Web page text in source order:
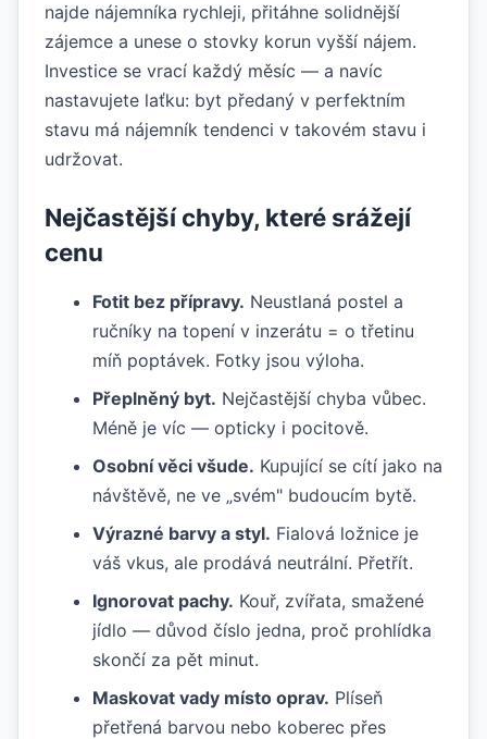
najde nájemníka rychleji, přitáhne solidnější
zájemce a unese o stovky korun vyšší nájem.
Investice se vrací každý měsíc — a navíc
nastavujete laťku: byt předaný v perfektním
stavu má nájemník tendenci v takovém stavu i
udržovat.
Nejčastější chyby, které srážejí
cenu
Fotit bez přípravy. Neustlaná postel a
ručníky na topení v inzerátu = o třetinu
míň poptávek. Fotky jsou výloha.
Přeplněný byt. Nejčastější chyba vůbec.
Méně je víc — opticky i pocitově.
Osobní věci všude. Kupující se cítí jako na
návštěvě, ne ve „svém" budoucím bytě.
Výrazné barvy a styl. Fialová ložnice je
váš vkus, ale prodává neutrální. Přetřít.
Ignorovat pachy. Kouř, zvířata, smažené
jídlo — důvod číslo jedna, proč prohlídka
skončí za pět minut.
Maskovat vady místo oprav. Plíseň
přetřená barvou nebo koberec přes